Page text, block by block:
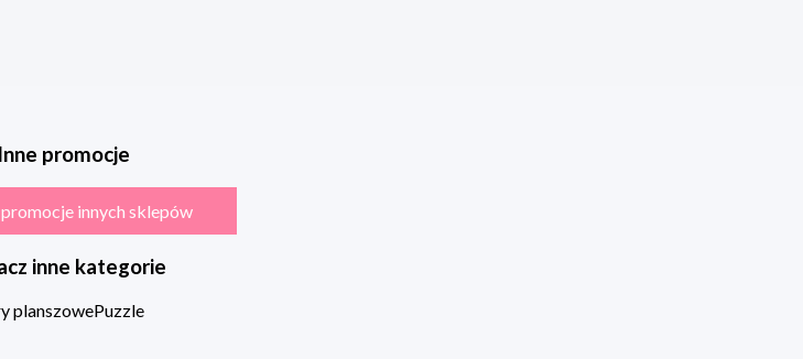
Inne promocje
innych sklepów
inne kategorie
planszowePuzzle